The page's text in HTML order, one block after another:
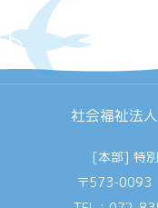
社会福祉法人
[本部] 特
〒573-0093